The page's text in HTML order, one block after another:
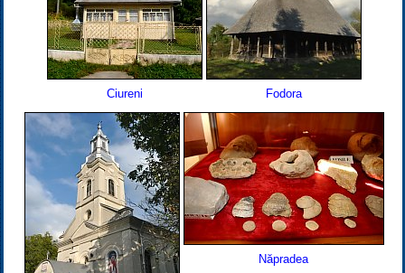
Ciureni Fodora
Năpradea